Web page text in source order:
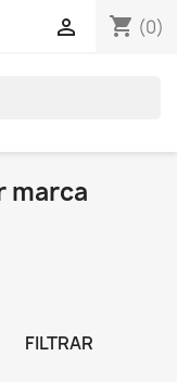
shopping_cart (0)

marca
FILTRAR